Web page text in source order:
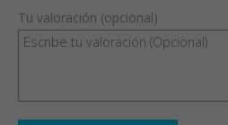
Tu valoración (opcional)